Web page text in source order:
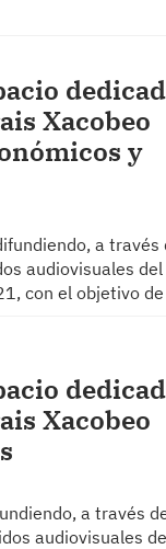
Xacobeo
y
a través
audiovisuales del
con el objetivo
Xacobeo
a través
audiovisuales